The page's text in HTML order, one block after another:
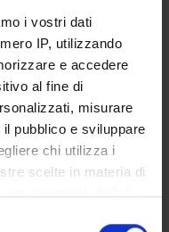
i vostri dati
IP, utilizzando
e accedere
al fine di
misurare
pubblico e sviluppare
chi utilizza i
scelte in materia di
proprietà digitale